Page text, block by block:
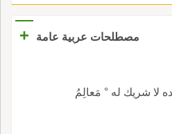
فيه ويريد به إِحدى سني
في الشدة أَو من الليال
العذاب فيها على عاد.
مصطلحات عربية عامة +
لا شريك له ° مَعالِمُ